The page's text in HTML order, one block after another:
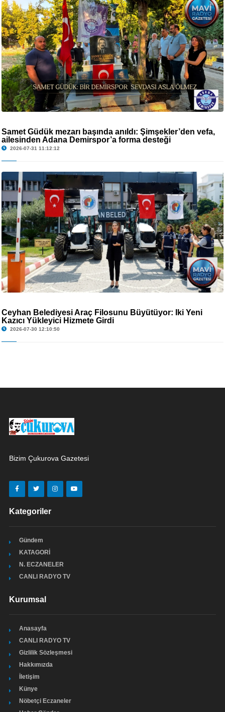
Samet Güdük mezarı başında anıldı: Şimşekler’den vefa,
ailesinden Adana Demirspor’a forma desteği
2026-07-31 11:12:12
Ceyhan Belediyesi Araç Filosunu Büyütüyor: İki Yeni
Kazıcı Yükleyici Hizmete Girdi
2026-07-30 12:10:50
Bizim Çukurova Gazetesi
Kategoriler
Gündem
KATAGORİ
N. ECZANELER
CANLI RADYO TV
Kurumsal
Anasayfa
CANLI RADYO TV
Gizlilik Sözleşmesi
Hakkımızda
İletişim
Künye
Nöbetçi Eczaneler